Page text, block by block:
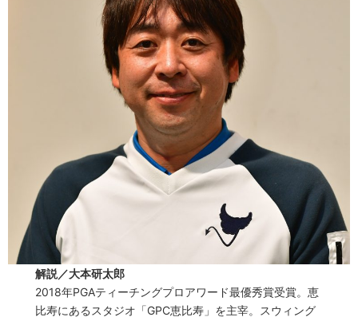
解説／大本研太郎
2018年PGAティーチングプロアワード最優秀賞受賞。恵
比寿にあるスタジオ「GPC恵比寿」を主宰。スウィング